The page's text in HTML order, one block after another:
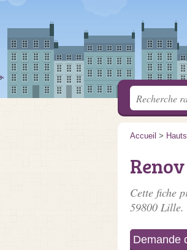
Accueil >
Cette fiche
59800 Lille.
Demande